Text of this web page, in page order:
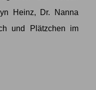
Heinz, Dr. Nanna
und Plätzchen im